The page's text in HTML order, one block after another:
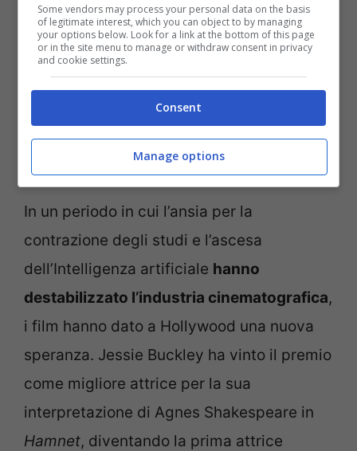
Anderson, da decenni uno dei cineasti più acclamati degli
Usa (ANSA FOTO) – Notizie.com
In un periodo in cui l’ansia per la
contrazione degli studi e l’ascesa
dell’Intelligenza artificiale hanno
destabilizzato l’industria cinematografica,
i film hanno dato a Hollywood una nuova
speranza. Jessie Buckley ha vinto il premio
come migliore attrice per la sua
interpretazione di Agnes Shakespeare in
Hamnet, diventando la prima attrice
Some vendors may process your personal data on the basis
of legitimate interest, which you can object to by managing
your options below. Look for a link at the bottom of this page
or in the site menu to manage or withdraw consent in privacy
and cookie settings.
Consent
Manage options